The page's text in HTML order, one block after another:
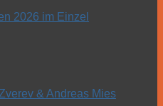
2026 im Einzel
& Andreas Mies